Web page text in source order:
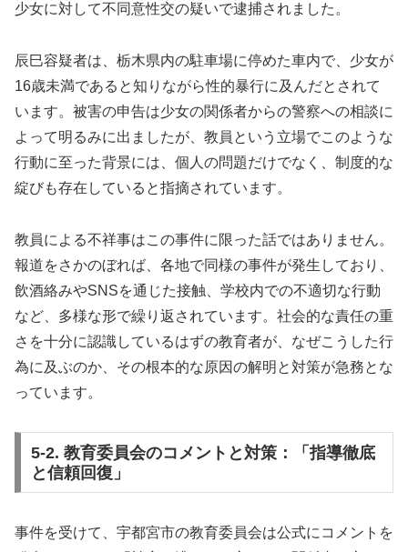
少女に対して不同意性交の疑いで逮捕されました。
辰巳容疑者は、栃木県内の駐車場に停めた車内で、少女が
16歳未満であると知りながら性的暴行に及んだとされて
います。被害の申告は少女の関係者からの警察への相談に
よって明るみに出ましたが、教員という立場でこのような
行動に至った背景には、個人の問題だけでなく、制度的な
綻びも存在していると指摘されています。
教員による不祥事はこの事件に限った話ではありません。
報道をさかのぼれば、各地で同様の事件が発生しており、
飲酒絡みやSNSを通じた接触、学校内での不適切な行動
など、多様な形で繰り返されています。社会的な責任の重
さを十分に認識しているはずの教育者が、なぜこうした行
為に及ぶのか、その根本的な原因の解明と対策が急務とな
っています。
5-2. 教育委員会のコメントと対策：「指導徹底
と信頼回復」
事件を受けて、宇都宮市の教育委員会は公式にコメントを